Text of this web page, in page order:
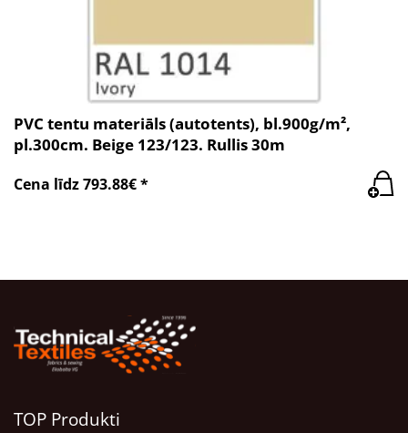
PVC tentu materiāls (autotents), bl.900g/m²,
pl.300cm. Beige 123/123. Rullis 30m
Cena līdz 793.88€ *
TOP Produkti